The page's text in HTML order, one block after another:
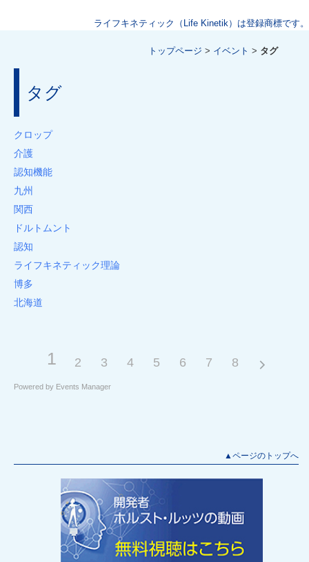
ライフキネティック（Life Kinetik）は登録商標です。
トップページ > イベント > タグ
タグ
クロップ
介護
認知機能
九州
関西
ドルトムント
認知
ライフキネティック理論
博多
北海道
1 2 3 4 5 6 7 8
Powered by Events Manager
▲ページのトップへ